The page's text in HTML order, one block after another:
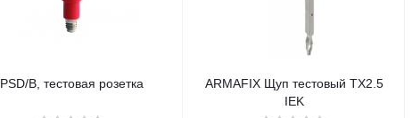
PSD/B, тестовая розетка
ARMAFIX Щуп тестовый TX2.5
IEK